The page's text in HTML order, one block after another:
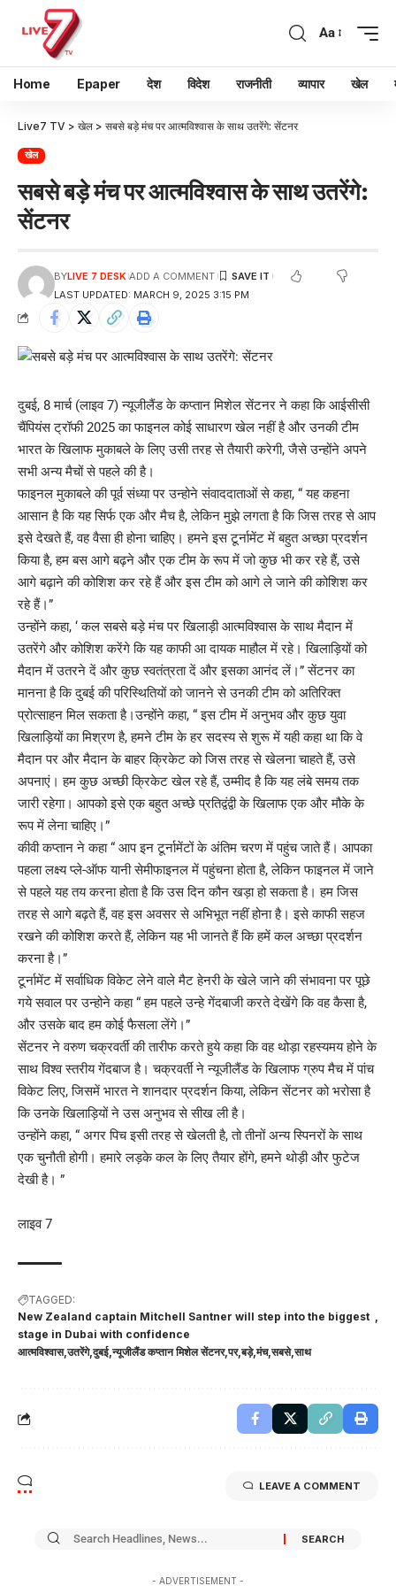
Aa
Home Epaper देश विदेश राजनीती व्यापार खेल
Live7 TV > खेल > सबसे बड़े मंच पर आत्मविश्वास के साथ उतरेंगे: सेंटनर
खेल
सबसे बड़े मंच पर आत्मविश्वास के साथ उतरेंगे:
सेंटनर
LAST UPDATED: MARCH 9, 2025 3:15 PM
BYLIVE 7 DESK ADD A COMMENT
दुबई, 8 मार्च (लाइव 7) न्यूजीलैंड के कप्तान मिशेल सेंटनर ने कहा कि आईसीसी
चैंपियंस ट्रॉफी 2025 का फाइनल कोई साधारण खेल नहीं है और उनकी टीम
भारत के खिलाफ मुकाबले के लिए उसी तरह से तैयारी करेगी, जैसे उन्होंने अपने
सभी अन्य मैचों से पहले की है।
फाइनल मुकाबले की पूर्व संध्या पर उन्होने संवाददाताओं से कहा, “ यह कहना
आसान है कि यह सिर्फ एक और मैच है, लेकिन मुझे लगता है कि जिस तरह से आप
इसे देखते हैं, वह वैसा ही होना चाहिए। हमने इस टूर्नामेंट में बहुत अच्छा प्रदर्शन
किया है, हम बस आगे बढ़ने और एक टीम के रूप में जो कुछ भी कर रहे हैं, उसे
आगे बढ़ाने की कोशिश कर रहे हैं और इस टीम को आगे ले जाने की कोशिश कर
रहे हैं।”
उन्होंने कहा, ‘ कल सबसे बड़े मंच पर खिलाड़ी आत्मविश्वास के साथ मैदान में
उतरेंगे और कोशिश करेंगे कि यह काफी आ दायक माहौल में रहे। खिलाड़ियों को
मैदान में उतरने दें और कुछ स्वतंत्रता दें और इसका आनंद लें।” सेंटनर का
मानना ​​है कि दुबई की परिस्थितियों को जानने से उनकी टीम को अतिरिक्त
प्रोत्साहन मिल सकता है।उन्होंने कहा, “ इस टीम में अनुभव और कुछ युवा
खिलाड़ियों का मिश्रण है, हमने टीम के हर सदस्य से शुरू में यही कहा था कि वे
मैदान पर और मैदान के बाहर क्रिकेट को जिस तरह से खेलना चाहते हैं, उसे
अपनाएं। हम कुछ अच्छी क्रिकेट खेल रहे हैं, उम्मीद है कि यह लंबे समय तक
जारी रहेगा। आपको इसे एक बहुत अच्छे प्रतिद्वंद्वी के खिलाफ एक और मौके के
रूप में लेना चाहिए।”
कीवी कप्तान ने कहा “ आप इन टूर्नामेंटों के अंतिम चरण में पहुंच जाते हैं। आपका
पहला लक्ष्य प्ले-ऑफ यानी सेमीफाइनल में पहुंचना होता है, लेकिन फाइनल में जाने
से पहले यह तय करना होता है कि उस दिन कौन खड़ा हो सकता है। हम जिस
तरह से आगे बढ़ते हैं, वह इस अवसर से अभिभूत नहीं होना है। इसे काफी सहज
रखने की कोशिश करते हैं, लेकिन यह भी जानते हैं कि हमें कल अच्छा प्रदर्शन
करना है।”
टूर्नामेंट में सर्वाधिक विकेट लेने वाले मैट हेनरी के खेले जाने की संभावना पर पूछे
गये सवाल पर उन्होने कहा “ हम पहले उन्हे गेंदबाजी करते देखेंगे कि वह कैसा है,
और उसके बाद हम कोई फैसला लेंगे।”
सेंटनर ने वरुण चक्रवर्ती की तारीफ करते हुये कहा कि वह थोड़ा रहस्यमय होने के
साथ विश्व स्तरीय गेंदबाज है। चक्रवर्ती ने न्यूजीलैंड के खिलाफ ग्रुप मैच में पांच
विकेट लिए, जिसमें भारत ने शानदार प्रदर्शन किया, लेकिन सेंटनर को भरोसा है
कि उनके खिलाड़ियों ने उस अनुभव से सीख ली है।
उन्होंने कहा, “ अगर पिच इसी तरह से खेलती है, तो तीनों अन्य स्पिनरों के साथ
एक चुनौती होगी। हमारे लड़के कल के लिए तैयार होंगे, हमने थोड़ी और फुटेज
देखी है। ”
लाइव 7
TAGGED:
New Zealand captain Mitchell Santner will step into the biggest
stage in Dubai with confidence
आत्मविश्वास उतरेंगे दुबई न्यूजीलैंड कप्तान मिशेल सेंटनर पर बड़े मंच सबसे साथ
LEAVE A COMMENT
- ADVERTISEMENT -